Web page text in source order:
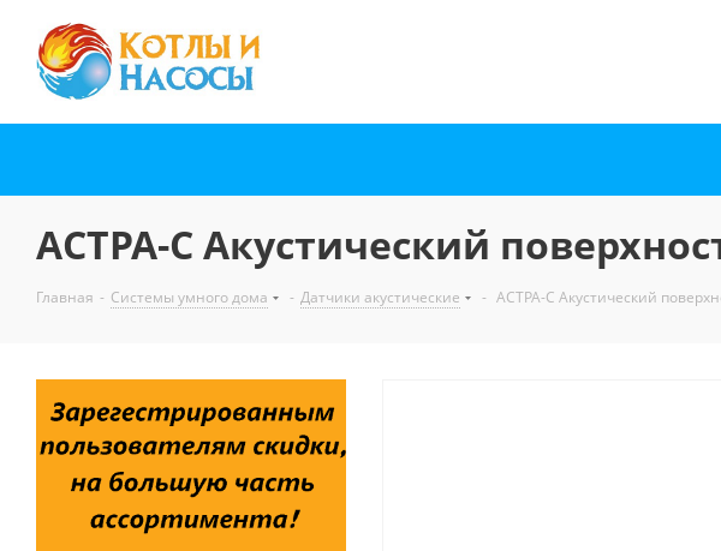
АСТРА-С Акустический
Главная - Системы умного дома - Датчики акустические - АСТРА-С Акустический